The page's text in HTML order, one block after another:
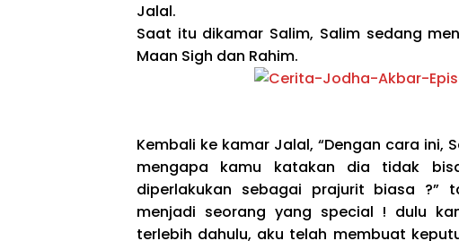
Jalal.
Saat itu dikamar Salim, Salim sedang
Maan Sigh dan Rahim.
Kembali ke kamar Jalal, “Dengan cara ini,
mengapa kamu katakan dia tidak
diperlakukan sebagai prajurit biasa ?”
menjadi seorang yang special ! dulu
terlebih dahulu, aku telah membuat